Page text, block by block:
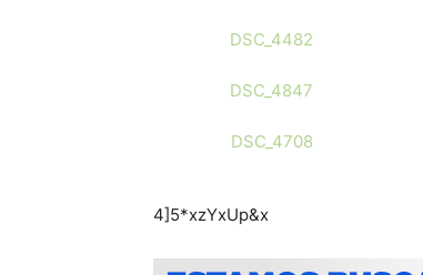
DSC_4482
DSC_4847
DSC_4708
4]5*xzYxUp&x